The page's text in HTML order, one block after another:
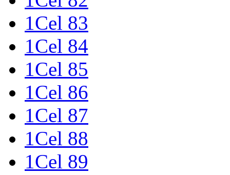
1Cel 83
1Cel 84
1Cel 85
1Cel 86
1Cel 87
1Cel 88
1Cel 89